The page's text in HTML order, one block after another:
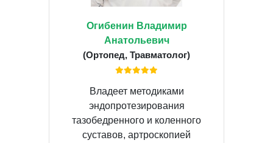
Огибенин Владимир
Анатольевич
(Ортопед, Травматолог)
Владеет методиками
эндопротезирования
тазобедренного и коленного
суставов, артроскопией